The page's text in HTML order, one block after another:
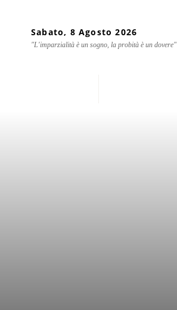
Sabato, 8 Agosto 2026
"L'imparzialità è un sogno, la probità è un dovere"